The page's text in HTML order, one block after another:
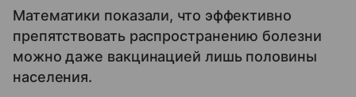
Математики показали, что эффективно
препятствовать распространению болезни
можно даже вакцинацией лишь половины
населения.